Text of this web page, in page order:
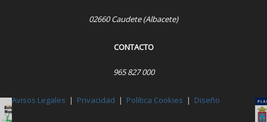
02660 Caudete (Albacete)
CONTACTO
965 827 000
Avisos Legales | Privacidad | Política Cookies | Diseño